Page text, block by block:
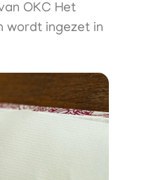
OKC Het
wordt ingezet in